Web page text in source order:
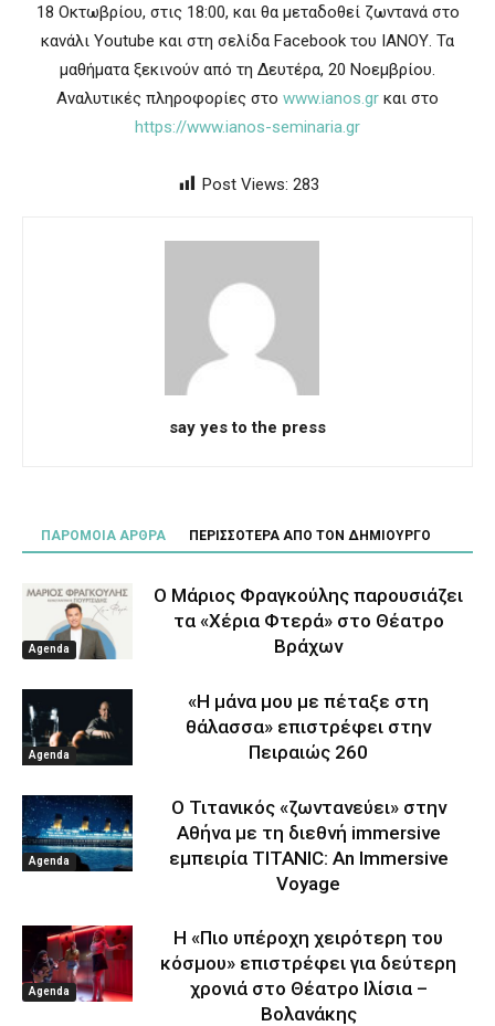
18 Οκτωβρίου, στις 18:00, και θα μεταδοθεί ζωντανά στο
κανάλι Youtube και στη σελίδα Facebook του ΙΑΝΟΥ. Τα
μαθήματα ξεκινούν από τη Δευτέρα, 20 Νοεμβρίου.
Αναλυτικές πληροφορίες στο www.ianos.gr και στο
https://www.ianos-seminaria.gr
Post Views: 283
say yes to the press
ΠΑΡΟΜΟΙΑ ΑΡΘΡΑ ΠΕΡΙΣΣΟΤΕΡΑ ΑΠΟ ΤΟΝ ΔΗΜΙΟΥΡΓΟ
Agenda
Ο Μάριος Φραγκούλης παρουσιάζει
τα «Χέρια Φτερά» στο Θέατρο
Βράχων
Agenda
«Η μάνα μου με πέταξε στη
θάλασσα» επιστρέφει στην
Πειραιώς 260
Agenda
Ο Τιτανικός «ζωντανεύει» στην
Αθήνα με τη διεθνή immersive
εμπειρία TITANIC: An Immersive
Voyage
Agenda
Η «Πιο υπέροχη χειρότερη του
κόσμου» επιστρέφει για δεύτερη
χρονιά στο Θέατρο Ιλίσια –
Βολανάκης